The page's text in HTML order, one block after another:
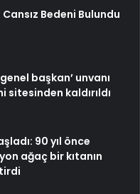
Cansız Bedeni Bulundu
başkan’ unvanı
sitesinden kaldırıldı
90 yıl önce
ağaç bir kıtanın